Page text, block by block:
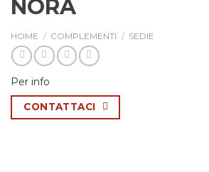
NORA
HOME / COMPLEMENTI / SEDIE
Per info
CONTATTACI